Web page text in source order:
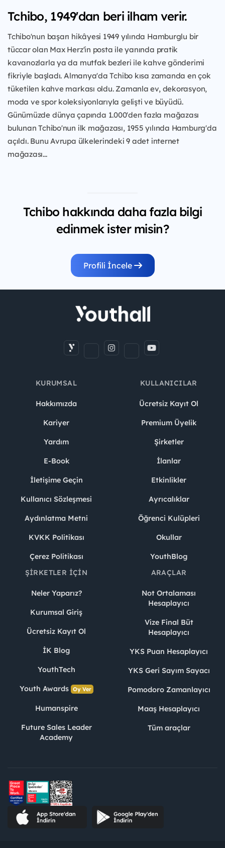
Tchibo, 1949'dan beri ilham verir.
Tchibo'nun başarı hikâyesi 1949 yılında Hamburglu bir
tüccar olan Max Herz'in posta ile yanında pratik
kavanozlarla ya da mutfak bezleri ile kahve gönderimi
fikriyle başladı. Almanya'da Tchibo kısa zamanda en çok
tüketilen kahve markası oldu. Zamanla ev, dekorasyon,
moda ve spor koleksiyonlarıyla gelişti ve büyüdü.
Günümüzde dünya çapında 1.000'den fazla mağazası
bulunan Tchibo'nun ilk mağazası, 1955 yılında Hamburg'da
açıldı. Bunu Avrupa ülkelerindeki 9 adet internet
mağazası...
Tchibo hakkında daha fazla bilgi
edinmek ister misin?
Profili İncele
KURUMSAL
Hakkımızda
Kariyer
Yardım
E-Book
İletişime Geçin
Kullanıcı Sözleşmesi
Aydınlatma Metni
KVKK Politikası
Çerez Politikası
KULLANICILAR
Ücretsiz Kayıt Ol
Premium Üyelik
Şirketler
İlanlar
Etkinlikler
Ayrıcalıklar
Öğrenci Kulüpleri
Okullar
YouthBlog
ŞIRKETLER İÇIN
Neler Yaparız?
Kurumsal Giriş
Ücretsiz Kayıt Ol
İK Blog
YouthTech
Youth Awards Oy Ver
Humanspire
Future Sales Leader
Academy
ARAÇLAR
Not Ortalaması
Hesaplayıcı
Vize Final Büt
Hesaplayıcı
YKS Puan Hesaplayıcı
YKS Geri Sayım Sayacı
Pomodoro Zamanlayıcı
Maaş Hesaplayıcı
Tüm araçlar